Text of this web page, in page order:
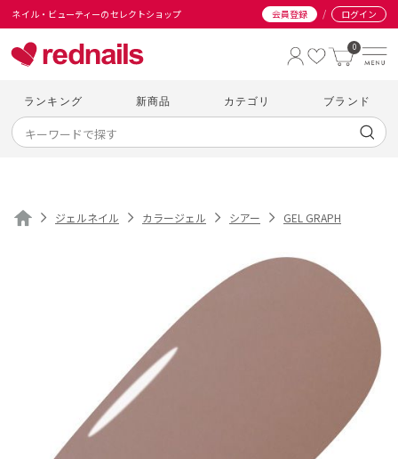
ネイル・ビューティーのセレクトショップ 会員登録 / ログイン
0
ランキング 新商品 カテゴリ ブランド
ジェルネイル カラージェル シアー GEL GRAPH